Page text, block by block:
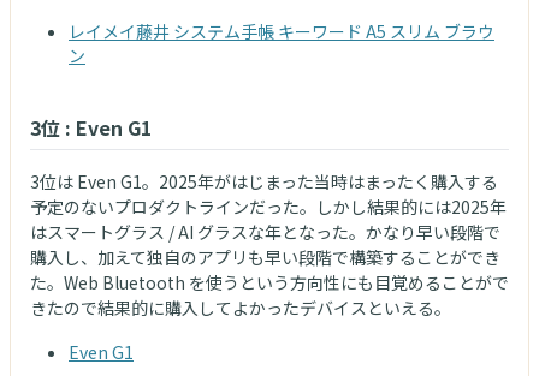
レイメイ藤井 システム手帳 キーワード A5 スリム ブラウ
ン
3位 : Even G1
3位は Even G1。2025年がはじまった当時はまったく購入する
予定のないプロダクトラインだった。しかし結果的には2025年
はスマートグラス / AI グラスな年となった。かなり早い段階で
購入し、加えて独自のアプリも早い段階で構築することができ
た。Web Bluetooth を使うという方向性にも目覚めることがで
きたので結果的に購入してよかったデバイスといえる。
Even G1